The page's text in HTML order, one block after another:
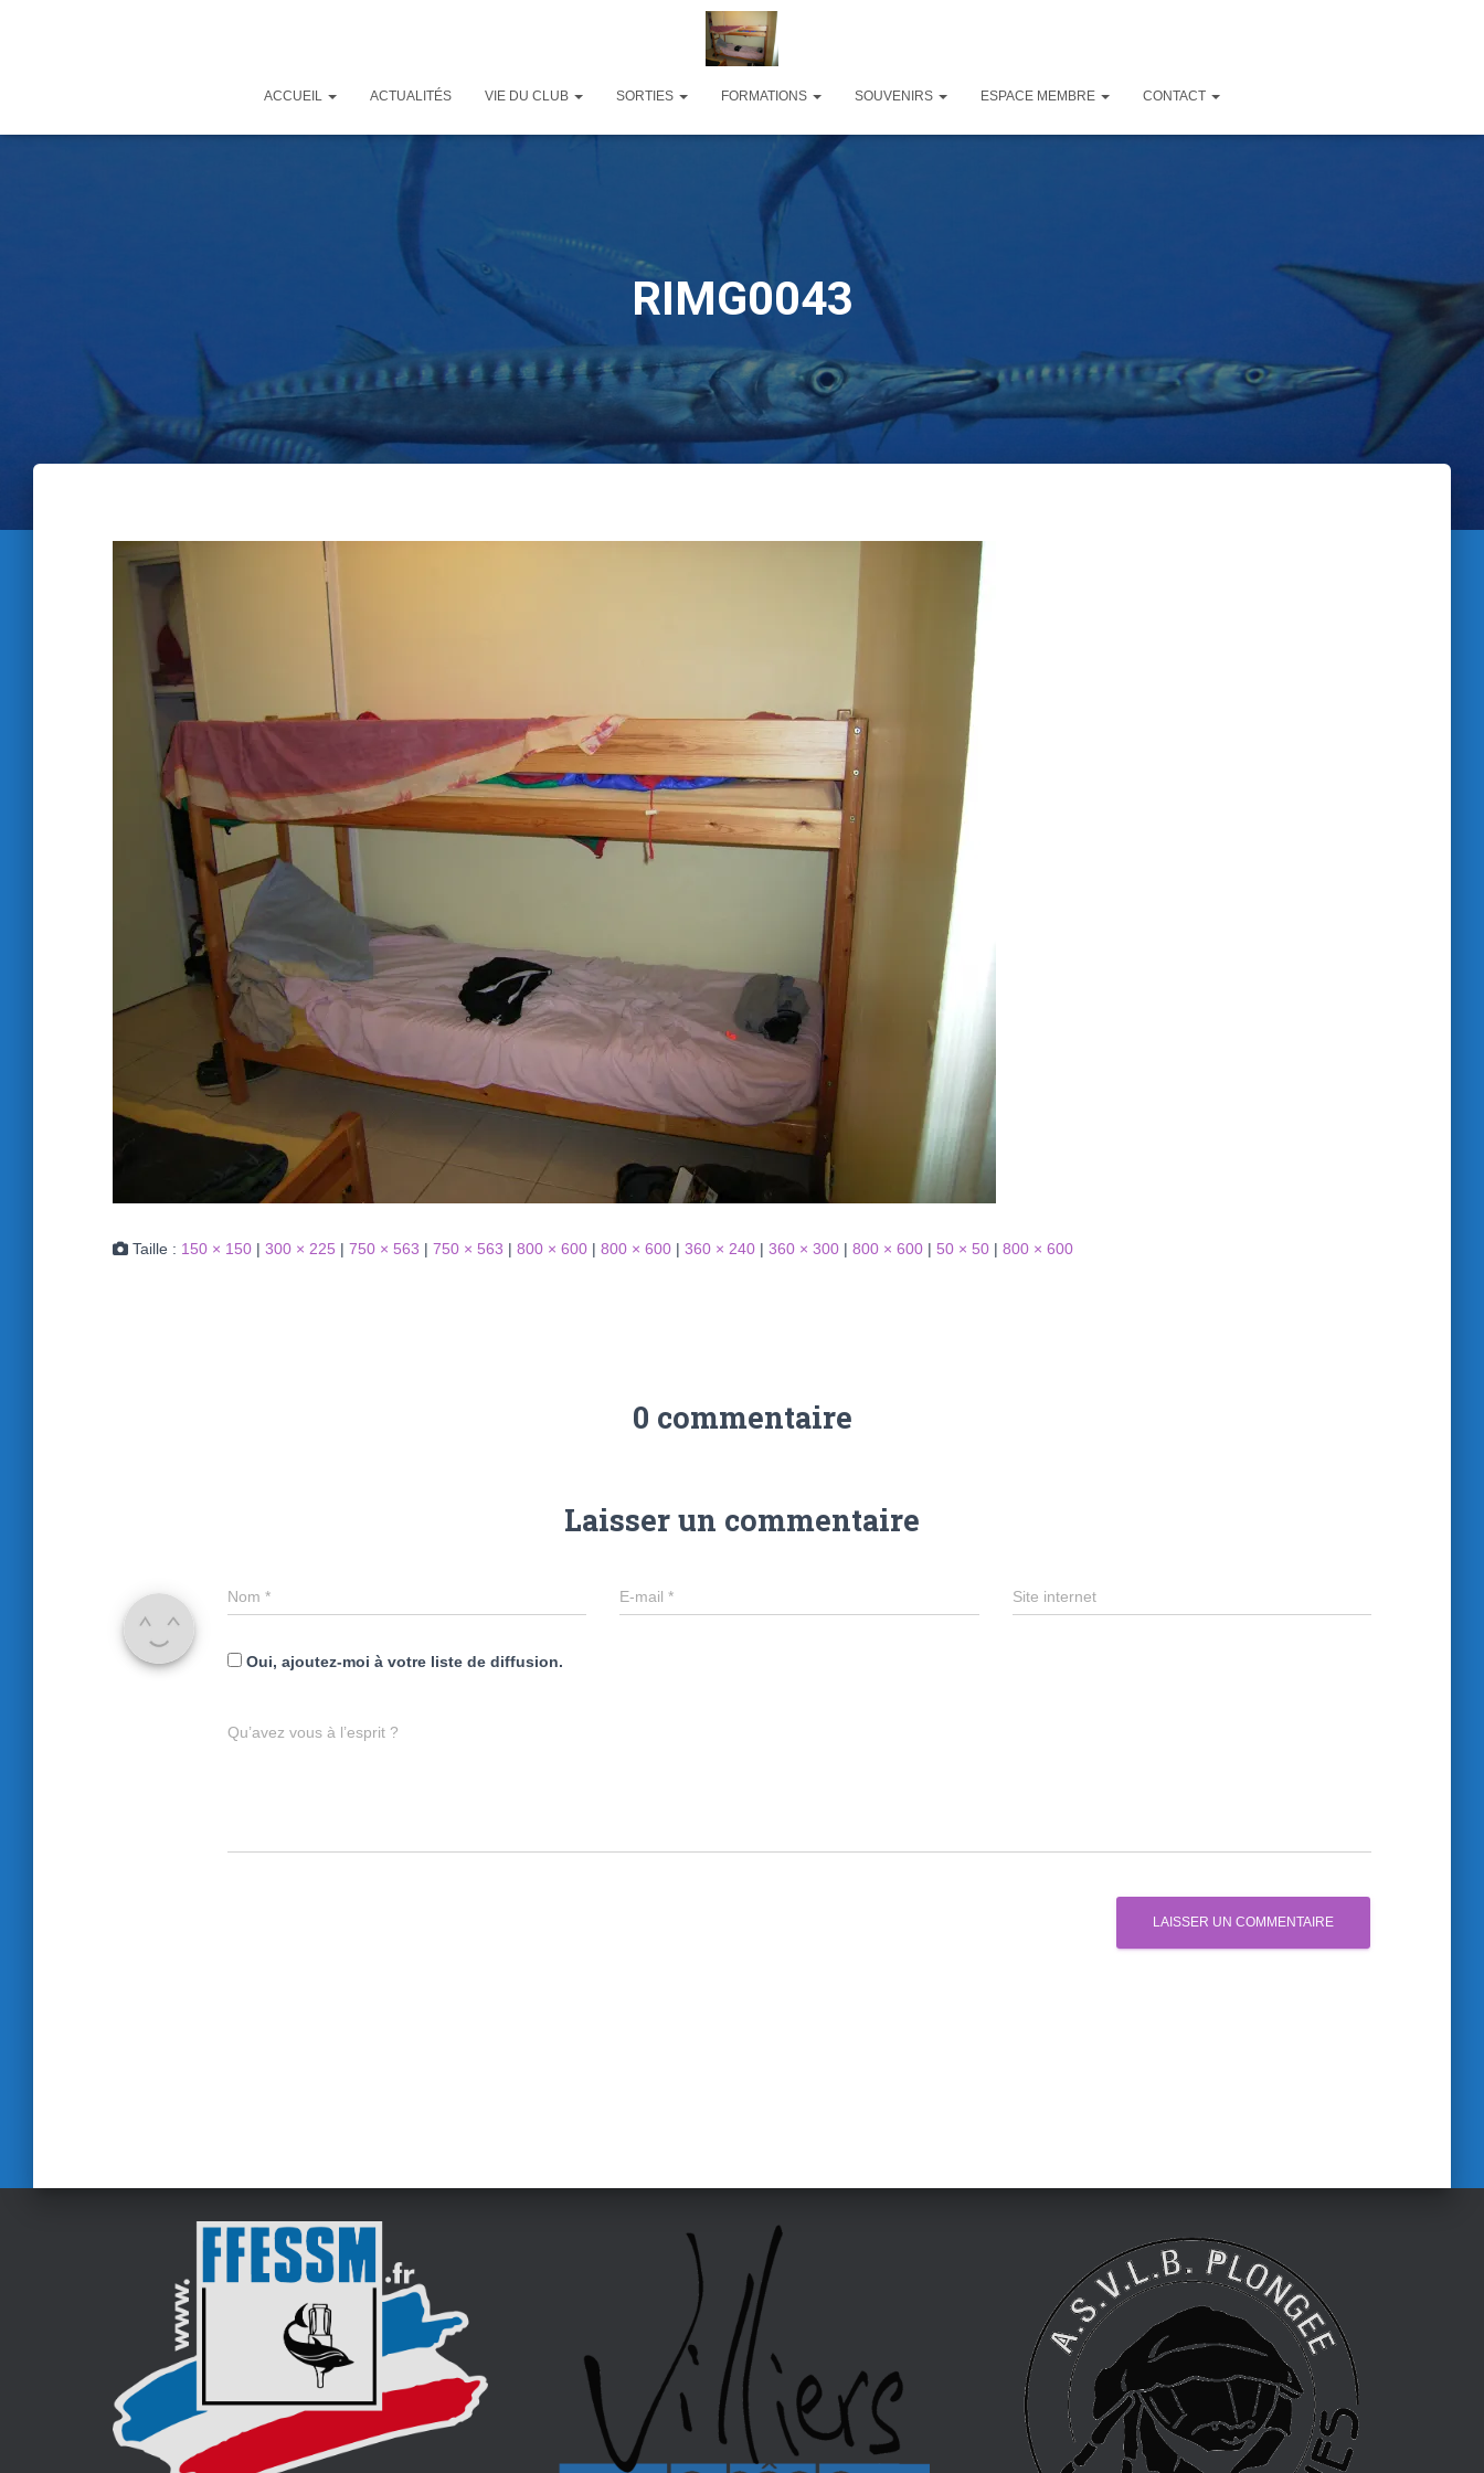
ACCUEIL ACTUALITÉS VIE DU CLUB SORTIES FORMATIONS SOUVENIRS ESPACE MEMBRE CONTACT
RIMG0043
Taille : 150 × 150 | 300 × 225 | 750 × 563 | 750 × 563 | 800 × 600 | 800 × 600 | 360 × 240 | 360 × 300 | 800 × 600 | 50 × 50 | 800 × 600
0 commentaire
Laisser un commentaire
Nom * E-mail* Site internet
Oui, ajoutez-moi à votre liste de diffusion.
Qu’avez vous à l’esprit ?